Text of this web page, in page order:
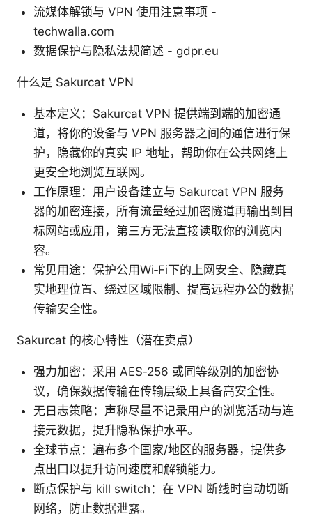
流媒体解锁与 VPN 使用注意事项 -
techwalla.com
数据保护与隐私法规简述 - gdpr.eu
什么是 Sakurcat VPN
基本定义：Sakurcat VPN 提供端到端的加密通
道，将你的设备与 VPN 服务器之间的通信进行保
护，隐藏你的真实 IP 地址，帮助你在公共网络上
更安全地浏览互联网。
工作原理：用户设备建立与 Sakurcat VPN 服务
器的加密连接，所有流量经过加密隧道再输出到目
标网站或应用，第三方无法直接读取你的浏览内
容。
常见用途：保护公用Wi‑Fi下的上网安全、隐藏真
实地理位置、绕过区域限制、提高远程办公的数据
传输安全性。
Sakurcat 的核心特性（潜在卖点）
强力加密：采用 AES‑256 或同等级别的加密协
议，确保数据传输在传输层级上具备高安全性。
无日志策略：声称尽量不记录用户的浏览活动与连
接元数据，提升隐私保护水平。
全球节点：遍布多个国家/地区的服务器，提供多
点出口以提升访问速度和解锁能力。
断点保护与 kill switch：在 VPN 断线时自动切断
网络，防止数据泄露。